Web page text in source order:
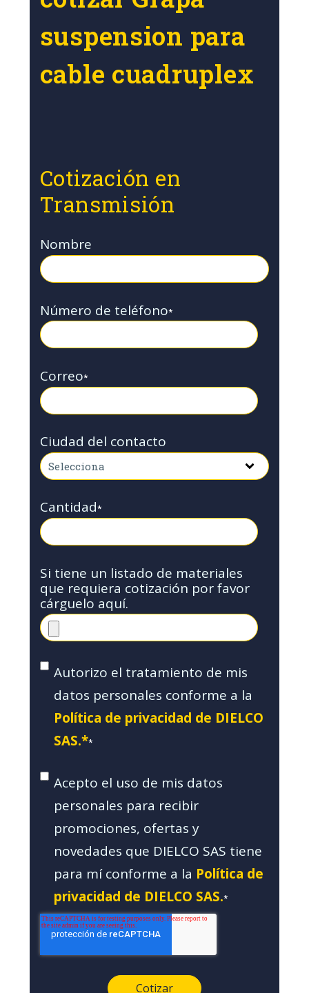
suspension para
cable cuadruplex
Cotización en
Transmisión
Nombre
Número de teléfono*
Correo*
Ciudad del contacto
Cantidad*
Si tiene un listado de materiales
que requiera cotización por favor
cárguelo aquí.
Autorizo el tratamiento de mis
datos personales conforme a la
Política de privacidad de DIELCO
SAS.**
Acepto el uso de mis datos
personales para recibir
promociones, ofertas y
novedades que DIELCO SAS tiene
para mí conforme a la Política de
privacidad de DIELCO SAS.*